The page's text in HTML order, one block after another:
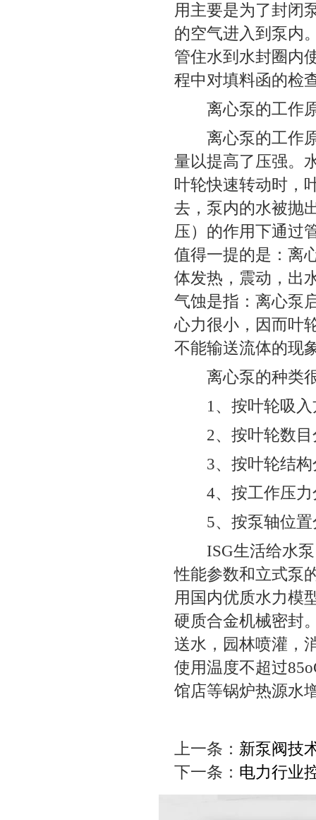
用主要是为了封闭
的空气进入到泵内
管住水到水封圈内
程中对填料函的检
离心泵的工作
离心泵的工作原
量以提高了压强。
叶轮快速转动时，
去，泵内的水被抛
压）的作用下通过
值得一提的是：离
体发热，震动，出
气蚀是指：离心泵
心力很小，因而叶
不能输送流体的现
离心泵的种类很
1、按叶轮吸入
2、按叶轮数目
3、按叶轮结构
4、按工作压力
5、按泵轴位置
ISG生活给水泵
性能参数和立式泵
用国内优质水力模
硬质合金机械密封
送水，园林喷灌，
使用温度不超过
馆店等锅炉热源水
上一条： 新泵阀技
下一条： 电力行业